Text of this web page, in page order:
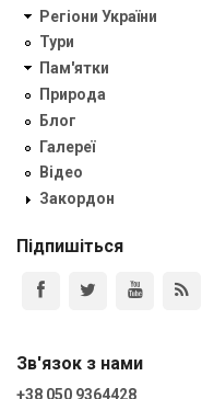
Регіони України
Тури
Пам'ятки
Природа
Блог
Галереї
Відео
Закордон
Підпишіться
Зв'язок з нами
+38 050 9364428